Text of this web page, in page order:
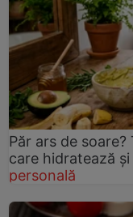
Păr ars de
care hidratează
personală